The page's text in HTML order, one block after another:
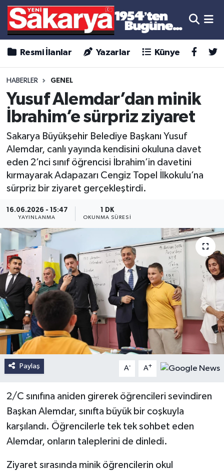
Resmi İlanlar Yazarlar Künye
HABERLER GENEL
Yusuf Alemdar’dan minik
İbrahim’e sürpriz ziyaret
Sakarya Büyükşehir Belediye Başkanı Yusuf
Alemdar, canlı yayında kendisini okuluna davet
eden 2’nci sınıf öğrencisi İbrahim’in davetini
kırmayarak Adapazarı Cengiz Topel İlkokulu’na
sürpriz bir ziyaret gerçekleştirdi.
16.06.2026 - 15:47
YAYINLANMA
1 DK
OKUNMA SÜRESI
Paylaş A- A+
2/C sınıfına aniden girerek öğrencileri sevindiren
Başkan Alemdar, sınıfta büyük bir coşkuyla
karşılandı. Öğrencilerle tek tek sohbet eden
Alemdar, onların taleplerini de dinledi.
Ziyaret sırasında minik öğrencilerin okul